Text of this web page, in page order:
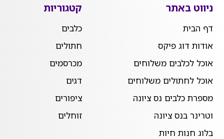
ניווט באתר
דף הבית
אודות דוג פיקס
אוכל לכלבים משלוחים
אוכל לחתולים משלוחים
מספרת כלבים נס ציונה
וטרינר בנס ציונה
בלוג חנות חיות
קטגוריות
כלבים
חתולים
מכרסמים
דגים
ציפורים
זוחלים